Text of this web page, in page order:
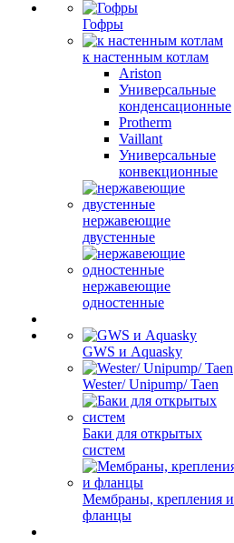
Гофры
к настенным котлам
Ariston
Универсальные
конденсационные
Protherm
Vaillant
Универсальные
конвекционные
нержавеющие
двустенные
нержавеющие
одностенные
GWS и Aquasky
Wester/ Unipump/ Taen
Баки для открытых
систем
Мембраны, крепления и
фланцы